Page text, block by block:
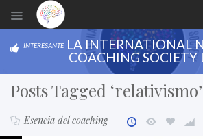
INTERESANTE LA INTERNATIONAL
COACHING SOCIETY
Posts Tagged ‘relativismo’
Esencia del coaching